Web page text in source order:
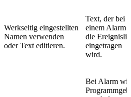
Werkseitig eingestellten
Namen verwenden
oder Text editieren.
Text, der bei
einem Alarm
die
eingetragen
wird.
Bei Alarm